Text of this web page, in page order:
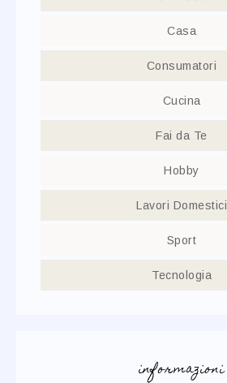
Casa
Consumatori
Cucina
Fai da Te
Hobby
Lavori Domestici
Sport
Tecnologia
informazioni